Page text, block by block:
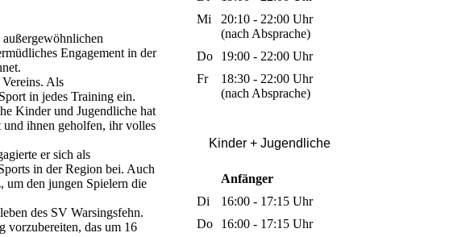
Engagement in der
Als
in jedes Training ein.
Kinder und Jugendliche hat
und ihnen geholfen, ihr volles
er sich als
in der Region bei. Auch
um den jungen Spielern die
des SV Warsingsfehn.
vorzubereiten, das um 16
Mi
20:10 - 22:00 Uhr
(nach Absprache)
Do
19:00 - 22:00 Uhr
Fr
18:30 - 22:00 Uhr
(nach Absprache)
Kinder + Jugendliche
Anfänger
Di
16:00 - 17:15 Uhr
Do
16:00 - 17:15 Uhr